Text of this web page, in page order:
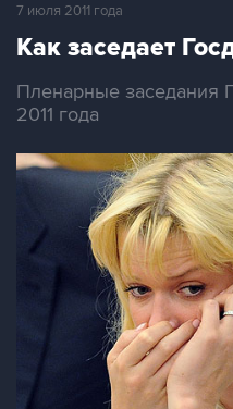
7 июля 2011 года
Как заседает
Пленарные
2011 года